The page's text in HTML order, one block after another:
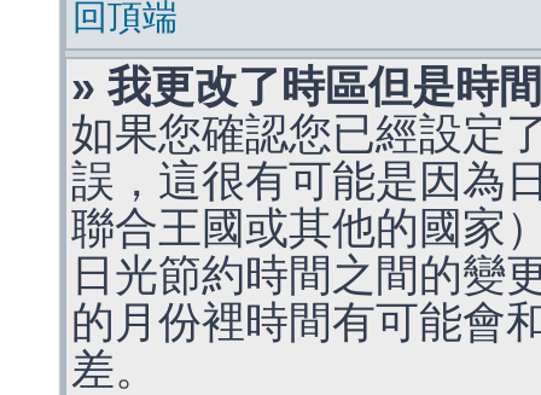
回頂端
» 我更改了時區但是時
如果您確認您已經設定
誤，這很有可能是因為
聯合王國或其他的國家
日光節約時間之間的變
的月份裡時間有可能會
差。